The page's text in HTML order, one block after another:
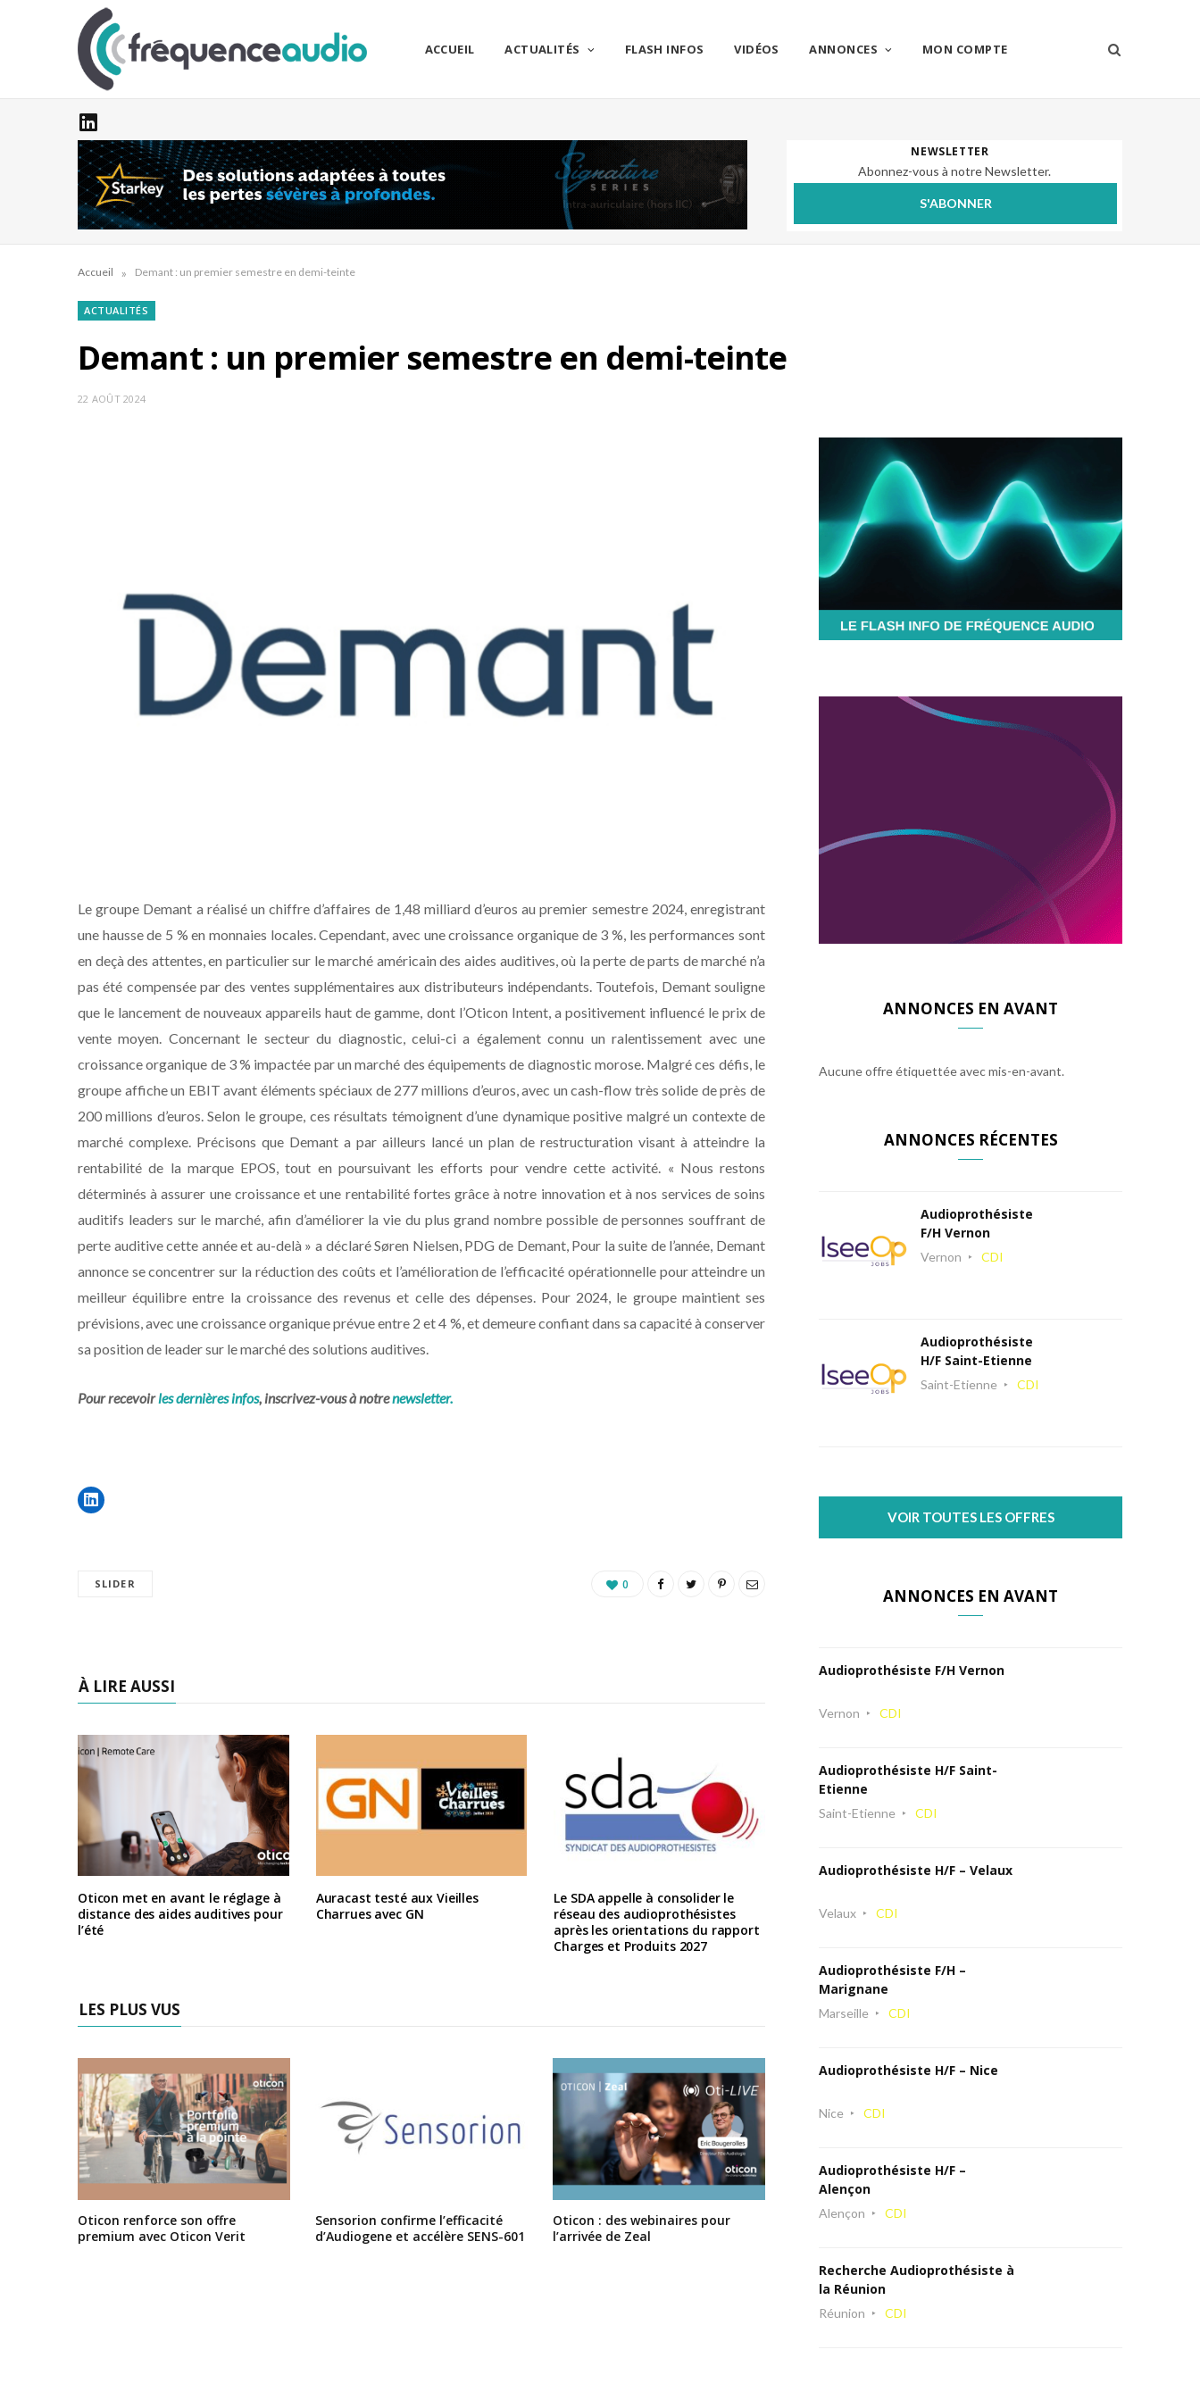
ACCUEIL ACTUALITÉS FLASH INFOS VIDÉOS ANNONCES MON COMPTE
NEWSLETTER
Abonnez-vous à notre Newsletter.
S'ABONNER
Accueil » Demant : un premier semestre en demi-teinte
ACTUALITÉS
Demant : un premier semestre en demi-teinte
22 AOÛT 2024
Le groupe Demant a réalisé un chiffre d’affaires de 1,48 milliard d’euros au premier semestre 2024, enregistrant
une hausse de 5 % en monnaies locales. Cependant, avec une croissance organique de 3 %, les performances sont
en deçà des attentes, en particulier sur le marché américain des aides auditives, où la perte de parts de marché n’a
pas été compensée par des ventes supplémentaires aux distributeurs indépendants. Toutefois, Demant souligne
que le lancement de nouveaux appareils haut de gamme, dont l’Oticon Intent, a positivement influencé le prix de
vente moyen. Concernant le secteur du diagnostic, celui-ci a également connu un ralentissement avec une
croissance organique de 3 % impactée par un marché des équipements de diagnostic morose. Malgré ces défis, le
groupe affiche un EBIT avant éléments spéciaux de 277 millions d’euros, avec un cash-flow très solide de près de
200 millions d’euros. Selon le groupe, ces résultats témoignent d’une dynamique positive malgré un contexte de
marché complexe. Précisons que Demant a par ailleurs lancé un plan de restructuration visant à atteindre la
rentabilité de la marque EPOS, tout en poursuivant les efforts pour vendre cette activité. « Nous restons
déterminés à assurer une croissance et une rentabilité fortes grâce à notre innovation et à nos services de soins
auditifs leaders sur le marché, afin d’améliorer la vie du plus grand nombre possible de personnes souffrant de
perte auditive cette année et au-delà » a déclaré Søren Nielsen, PDG de Demant, Pour la suite de l’année, Demant
annonce se concentrer sur la réduction des coûts et l’amélioration de l’efficacité opérationnelle pour atteindre un
meilleur équilibre entre la croissance des revenus et celle des dépenses. Pour 2024, le groupe maintient ses
prévisions, avec une croissance organique prévue entre 2 et 4 %, et demeure confiant dans sa capacité à conserver
sa position de leader sur le marché des solutions auditives.
Pour recevoirles dernières infos, inscrivez-vous à notrenewsletter.
SLIDER 0
À LIRE AUSSI
Oticon met en avant le réglage à
distance des aides auditives pour
l’été
Auracast testé aux Vieilles
Charrues avec GN
Le SDA appelle à consolider le
réseau des audioprothésistes
après les orientations du rapport
Charges et Produits 2027
LES PLUS VUS
Oticon renforce son offre
premium avec Oticon Verit
Sensorion confirme l’efficacité
d’Audiogene et accélère SENS-601
Oticon : des webinaires pour
l’arrivée de Zeal
ANNONCES EN AVANT
Aucune offre étiquettée avec mis-en-avant.
ANNONCES RÉCENTES
Audioprothésiste
F/H Vernon
Vernon CDI
Audioprothésiste
H/F Saint-Etienne
Saint-Etienne CDI
VOIR TOUTES LES OFFRES
ANNONCES EN AVANT
Audioprothésiste F/H Vernon
Vernon CDI
Audioprothésiste H/F Saint-
Etienne
Saint-Etienne CDI
Audioprothésiste H/F – Velaux
Velaux CDI
Audioprothésiste F/H –
Marignane
Marseille CDI
Audioprothésiste H/F – Nice
Nice CDI
Audioprothésiste H/F –
Alençon
Alençon CDI
Recherche Audioprothésiste à
la Réunion
Réunion CDI